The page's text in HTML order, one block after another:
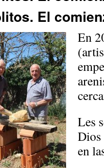
El
En
Les
Dios
en